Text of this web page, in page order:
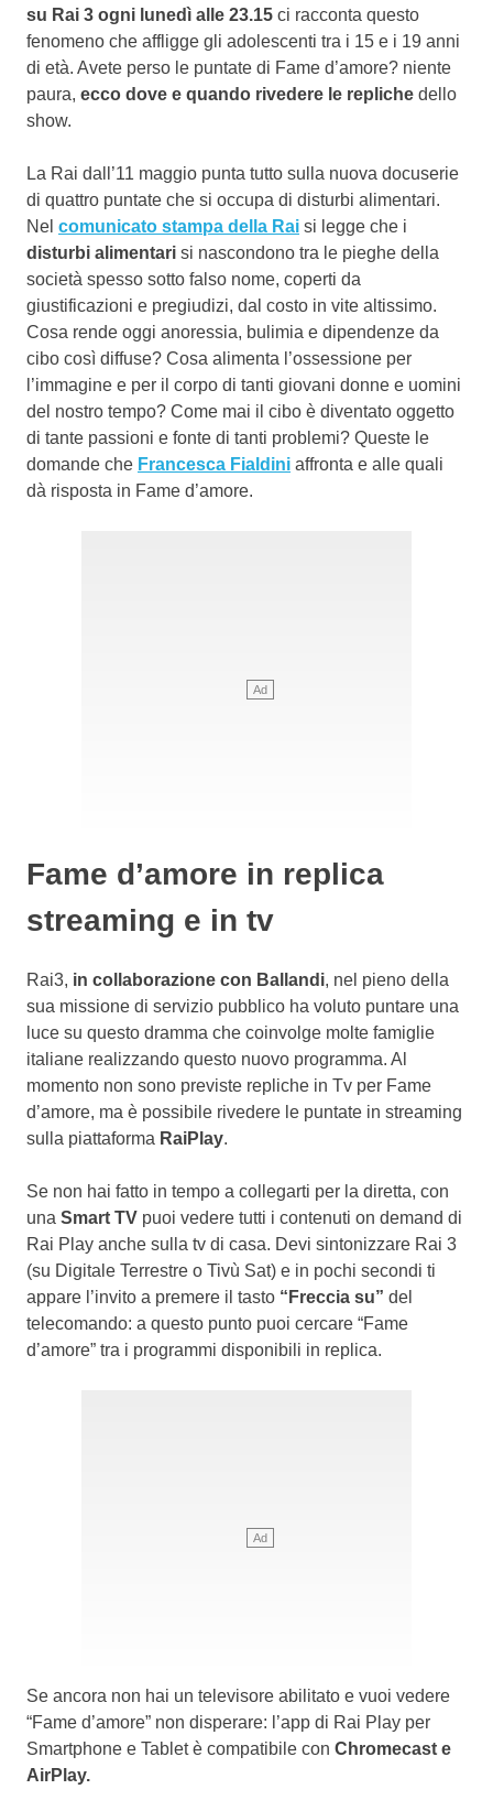
su Rai 3 ogni lunedì alle 23.15 ci racconta questo
fenomeno che affligge gli adolescenti tra i 15 e i 19 anni
di età. Avete perso le puntate di Fame d’amore? niente
paura, ecco dove e quando rivedere le repliche dello
show.
La Rai dall’11 maggio punta tutto sulla nuova docuserie
di quattro puntate che si occupa di disturbi alimentari.
Nel comunicato stampa della Rai si legge che i
disturbi alimentari si nascondono tra le pieghe della
società spesso sotto falso nome, coperti da
giustificazioni e pregiudizi, dal costo in vite altissimo.
Cosa rende oggi anoressia, bulimia e dipendenze da
cibo così diffuse? Cosa alimenta l’ossessione per
l’immagine e per il corpo di tanti giovani donne e uomini
del nostro tempo? Come mai il cibo è diventato oggetto
di tante passioni e fonte di tanti problemi? Queste le
domande che Francesca Fialdini affronta e alle quali
dà risposta in Fame d’amore.
Fame d’amore in replica
streaming e in tv
Rai3, in collaborazione con Ballandi, nel pieno della
sua missione di servizio pubblico ha voluto puntare una
luce su questo dramma che coinvolge molte famiglie
italiane realizzando questo nuovo programma. Al
momento non sono previste repliche in Tv per Fame
d’amore, ma è possibile rivedere le puntate in streaming
sulla piattaforma RaiPlay.
Se non hai fatto in tempo a collegarti per la diretta, con
una Smart TV puoi vedere tutti i contenuti on demand di
Rai Play anche sulla tv di casa. Devi sintonizzare Rai 3
(su Digitale Terrestre o Tivù Sat) e in pochi secondi ti
appare l’invito a premere il tasto “Freccia su” del
telecomando: a questo punto puoi cercare “Fame
d’amore” tra i programmi disponibili in replica.
Se ancora non hai un televisore abilitato e vuoi vedere
“Fame d’amore” non disperare: l’app di Rai Play per
Smartphone e Tablet è compatibile con Chromecast e
AirPlay.